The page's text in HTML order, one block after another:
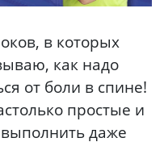
в которых
как надо
от боли в спине!
простые и
даже